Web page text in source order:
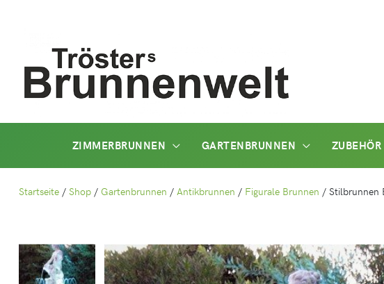
ZIMMERBRUNNEN GARTENBRUNNEN ZUBEHÖR
Startseite / Shop / Gartenbrunnen / Antikbrunnen / Figurale Brunnen / Stilbrunnen